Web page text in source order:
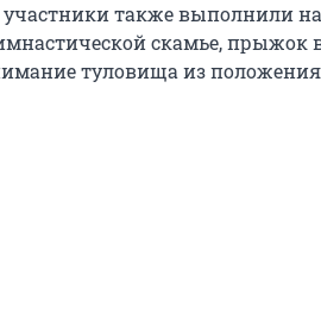
участники также выполнили
скамье, прыжок
туловища из положения